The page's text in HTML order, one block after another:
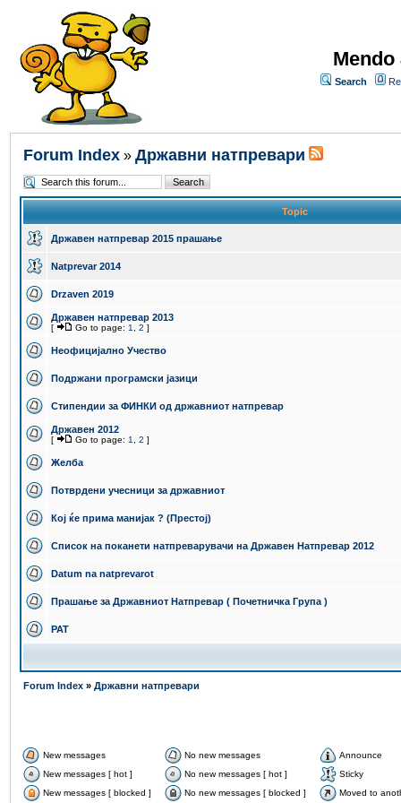
Search
Forum Index » Државни натпревари
Topic
Државен натпревар 2015 прашање
Natprevar 2014
Drzaven 2019
Државен натпревар 2013
[ Go to page: 1 2 ]
Неофицијално Учество
Подржани програмски јазици
Стипендии за ФИНКИ од државниот натпревар
Државен 2012
[ Go to page: 1 2 ]
Желба
Потврдени учесници за државниот
Кој ќе прима манијак ? (Престој)
Список на поканети натпреварувачи на Државен Натпревар 2012
Datum na natprevarot
Прашање за Државниот Натпревар ( Почетничка Група )
PAT
Forum Index » Државни натпревари
New messages No new messages
Announce
New messages [ hot ]
No new messages [ hot ]
Sticky
New messages [ blocked ]
No new messages [ blocked ] Moved to